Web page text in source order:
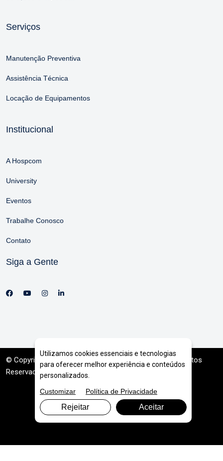
Serviços
Manutenção Preventiva
Assistência Técnica
Locação de Equipamentos
Institucional
A Hospcom
University
Eventos
Trabalhe Conosco
Contato
Siga a Gente
© Copyright 2026. DIVIA Marketing Digital . Todos os Direitos
Reservados
Utilizamos cookies essenciais e tecnologias
para oferecer melhor experiência e conteúdos
personalizados.
Customizar
Política de Privacidade
Rejeitar Aceitar